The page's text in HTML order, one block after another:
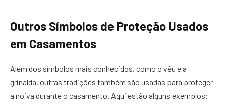
Outros Símbolos de Proteção Usados
em Casamentos
Além dos símbolos mais conhecidos, como o véu e a
grinalda, outras tradições também são usadas para proteger
a noiva durante o casamento. Aqui estão alguns exemplos: